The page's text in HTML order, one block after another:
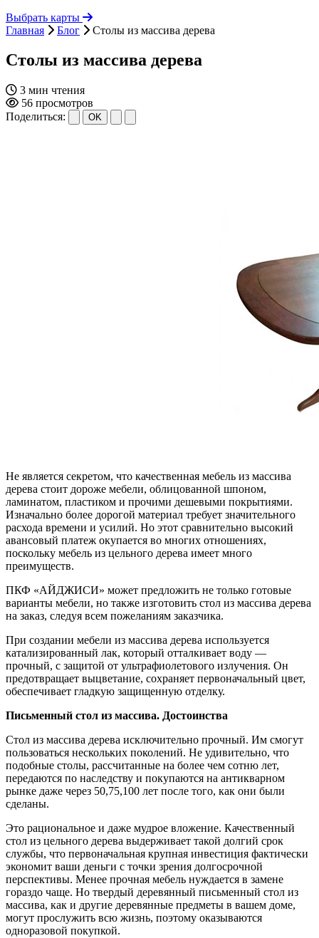
Выбрать карты
Главная
Блог Столы из массива дерева
Столы из массива дерева
3 мин чтения
56 просмотров
Поделиться:
OK
Не является секретом, что качественная мебель из массива
дерева стоит дороже мебели, облицованной шпоном,
ламинатом, пластиком и прочими дешевыми покрытиями.
Изначально более дорогой материал требует значительного
расхода времени и усилий. Но этот сравнительно высокий
авансовый платеж окупается во многих отношениях,
поскольку мебель из цельного дерева имеет много
преимуществ.
ПКФ «АЙДЖИСИ» может предложить не только готовые
варианты мебели, но также изготовить стол из массива дерева
на заказ, следуя всем пожеланиям заказчика.
При создании мебели из массива дерева используется
катализированный лак, который отталкивает воду —
прочный, с защитой от ультрафиолетового излучения. Он
предотвращает выцветание, сохраняет первоначальный цвет,
обеспечивает гладкую защищенную отделку.
Письменный стол из массива. Достоинства
Стол из массива дерева исключительно прочный. Им смогут
пользоваться нескольких поколений. Не удивительно, что
подобные столы, рассчитанные на более чем сотню лет,
передаются по наследству и покупаются на антикварном
рынке даже через 50,75,100 лет после того, как они были
сделаны.
Это рациональное и даже мудрое вложение. Качественный
стол из цельного дерева выдерживает такой долгий срок
службы, что первоначальная крупная инвестиция фактически
экономит ваши деньги с точки зрения долгосрочной
перспективы. Менее прочная мебель нуждается в замене
гораздо чаще. Но твердый деревянный письменный стол из
массива, как и другие деревянные предметы в вашем доме,
могут прослужить всю жизнь, поэтому оказываются
одноразовой покупкой.